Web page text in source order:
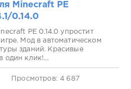
Minecraft PE
0.14.0
PE 0.14.0 упростит
Мод в автоматическом
зданий. Красивые
один клик!...
Просмотров: 4 687